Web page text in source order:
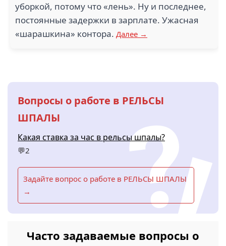
уборкой, потому что «лень». Ну и последнее,
постоянные задержки в зарплате. Ужасная
«шарашкина» контора. Далее →
Вопросы о работе в РЕЛЬСЫ
ШПАЛЫ
Какая ставка за час в рельсы шпалы?
💬2
Задайте вопрос о работе в РЕЛЬСЫ ШПАЛЫ
→
Часто задаваемые вопросы о